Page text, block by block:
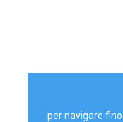
per navigare